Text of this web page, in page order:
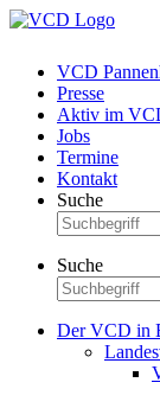
VCD
Presse
Aktiv im
Jobs
Termine
Kontakt
Suche
Suche
Der VCD in